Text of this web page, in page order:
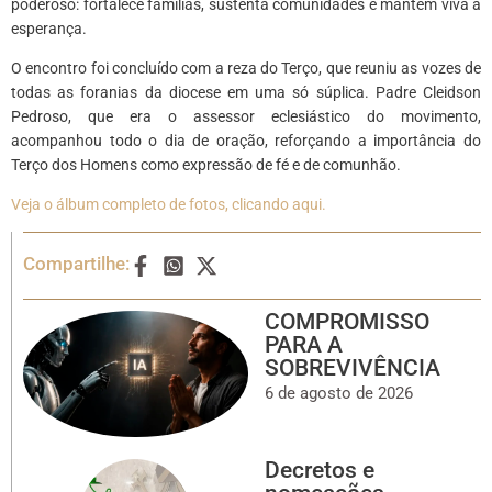
poderoso: fortalece famílias, sustenta comunidades e mantém viva a
esperança.
O encontro foi concluído com a reza do Terço, que reuniu as vozes de
todas as foranias da diocese em uma só súplica. Padre Cleidson
Pedroso, que era o assessor eclesiástico do movimento,
acompanhou todo o dia de oração, reforçando a importância do
Terço dos Homens como expressão de fé e de comunhão.
Veja o álbum completo de fotos, clicando aqui.
Compartilhe:
COMPROMISSO
PARA A
SOBREVIVÊNCIA
6 de agosto de 2026
Decretos e